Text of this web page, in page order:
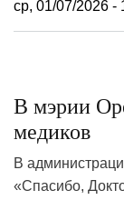
ср, 01/07/2026 -
В мэрии
медиков
В
«Спасибо,